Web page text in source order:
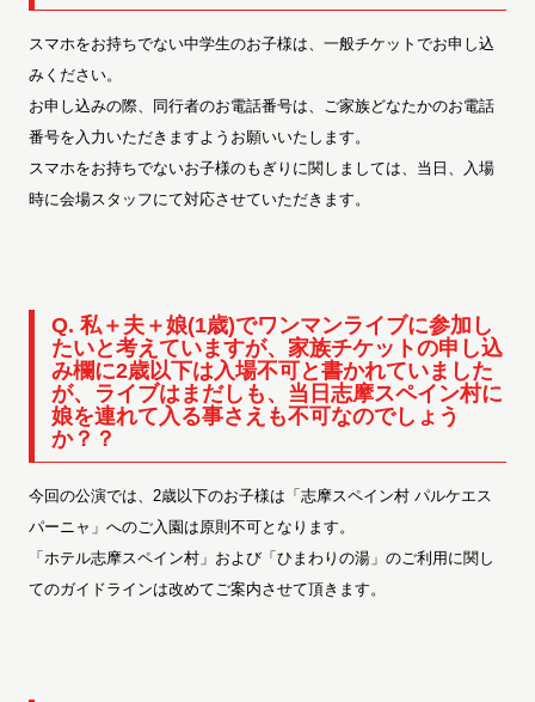
スマホをお持ちでない中学生のお子様は、一般チケットでお申し込
みください。
お申し込みの際、同行者のお電話番号は、ご家族どなたかのお電話
番号を入力いただきますようお願いいたします。
スマホをお持ちでないお子様のもぎりに関しましては、当日、入場
時に会場スタッフにて対応させていただきます。
Q. 私＋夫＋娘(1歳)でワンマンライブに参加し
たいと考えていますが、家族チケットの申し込
み欄に2歳以下は入場不可と書かれていました
が、ライブはまだしも、当日志摩スペイン村に
娘を連れて入る事さえも不可なのでしょう
か？？
今回の公演では、2歳以下のお子様は「志摩スペイン村 パルケエス
パーニャ」へのご入園は原則不可となります。
「ホテル志摩スペイン村」および「ひまわりの湯」のご利用に関し
てのガイドラインは改めてご案内させて頂きます。